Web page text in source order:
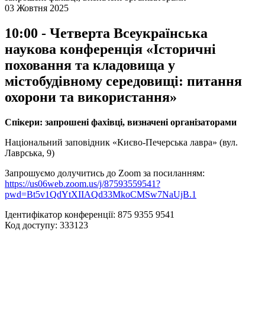
03 Жовтня 2025
10:00 - Четверта Всеукраїнська
наукова конференція «Історичні
поховання та кладовища у
містобудівному середовищі: питання
охорони та використання»
Спікери: запрошені фахівці, визначені організаторами
Національний заповідник «Києво-Печерська лавра» (вул.
Лаврська, 9)
Запрошуємо долучитись до Zoom за посиланням:
https://us06web.zoom.us/j/87593559541?
pwd=Bt5v1QdYtXIIAQd33MkoCMSw7NaUjB.1
Ідентифікатор конференції: 875 9355 9541
Код доступу: 333123